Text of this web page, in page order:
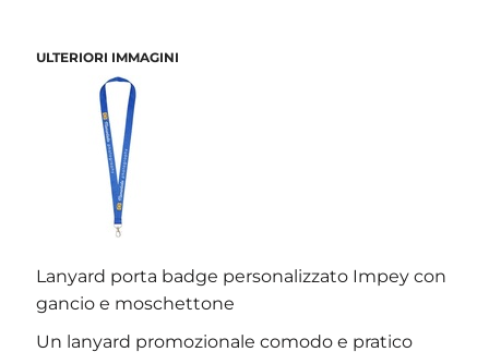
ULTERIORI IMMAGINI
Lanyard porta badge personalizzato Impey con
gancio e moschettone
Un lanyard promozionale comodo e pratico